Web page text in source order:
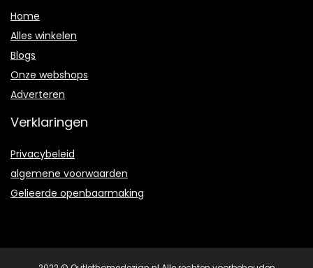
Home
Alles winkelen
Blogs
Onze webshops
Adverteren
Verklaringen
Privacybeleid
algemene voorwaarden
Gelieerde openbaarmaking